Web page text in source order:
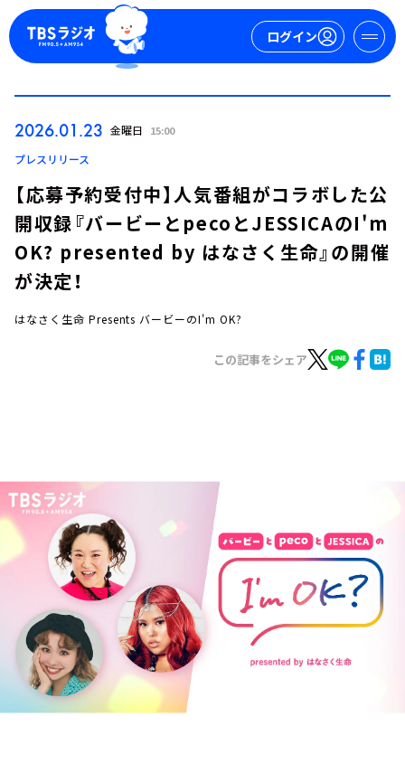
ログイン
今日の番組表
会社情報
2026.01.23 金曜日 15:00
プレスリリース
【応募予約受付中】人気番組がコラボした公
開収録『バービーとpecoとJESSICAのI'm
OK? presented by はなさく生命』の開催
が決定！
はなさく生命 Presents バービーのI'm OK?
この記事をシェア